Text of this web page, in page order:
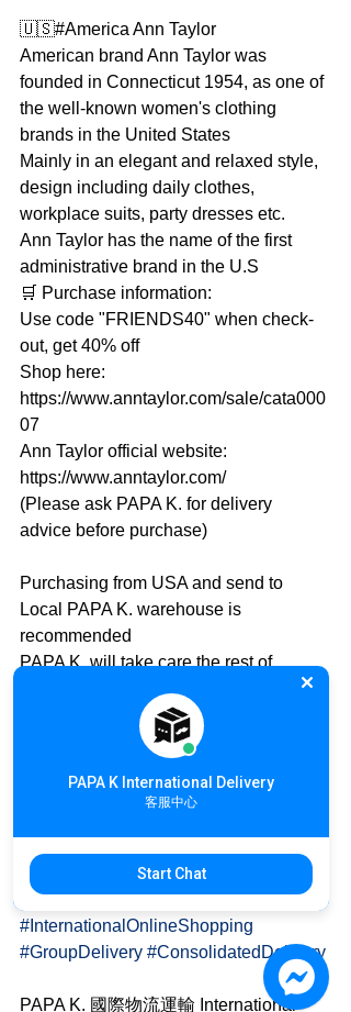
🇺🇸#America Ann Taylor
American brand Ann Taylor was
founded in Connecticut 1954, as one of
the well-known women's clothing
brands in the United States
Mainly in an elegant and relaxed style,
design including daily clothes,
workplace suits, party dresses etc.
Ann Taylor has the name of the first
administrative brand in the U.S
🛒 Purchase information:
Use code "FRIENDS40" when check-
out, get 40% off
Shop here:
https://www.anntaylor.com/sale/cata000
07
Ann Taylor official website:
https://www.anntaylor.com/
(Please ask PAPA K. for delivery
advice before purchase)
Purchasing from USA and send to
Local PAPA K. warehouse is
recommended
PAPA K. will take care the rest of
International Online Shopping details:
https://goo.gl/qMh9U2
U.S.A. 🇺🇸 to Taiwan🇹🇼
#Delivery #AnnTaylor #Dress
#Women
#InternationalDelivery
#InternationalOnlineShopping
#GroupDelivery #ConsolidatedDelivery
PAPA K. 國際物流運輸 International
PAPA K International Delivery
客服中心
Start Chat